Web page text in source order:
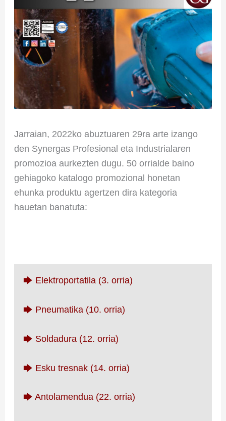
Jarraian, 2022ko abuztuaren 29ra arte izango
den Synergas Profesional eta Industrialaren
promozioa aurkezten dugu. 50 orrialde baino
gehiagoko katalogo promozional honetan
ehunka produktu agertzen dira kategoria
hauetan banatuta:
🡆 Elektroportatila (3. orria)
🡆 Pneumatika (10. orria)
🡆 Soldadura (12. orria)
🡆 Esku tresnak (14. orria)
🡆 Antolamendua (22. orria)